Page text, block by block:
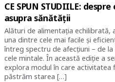
CE SPUN STUDIILE:
asupra sănătății
Alături de alimentația echilibrată,
una dintre cele mai facile și
întreg spectru de afecțiuni – de
cele mintale. În această ediție a
explora modul în care activitatea
păstrăm starea […]